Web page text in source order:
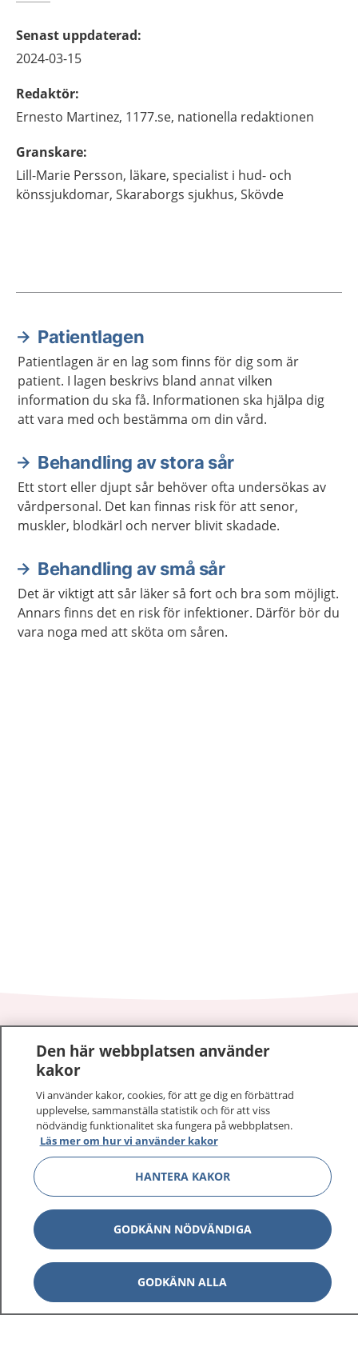
Senast uppdaterad:
2024-03-15
Redaktör:
Ernesto Martinez, 1177.se, nationella redaktionen
Granskare:
Lill-Marie Persson, läkare, specialist i hud- och
könssjukdomar, Skaraborgs sjukhus, Skövde
Aktuella artiklar
Patientlagen
Patientlagen är en lag som finns för dig som är
patient. I lagen beskrivs bland annat vilken
information du ska få. Informationen ska hjälpa dig
att vara med och bestämma om din vård.
Behandling av stora sår
Ett stort eller djupt sår behöver ofta undersökas av
vårdpersonal. Det kan finnas risk för att senor,
muskler, blodkärl och nerver blivit skadade.
Behandling av små sår
Det är viktigt att sår läker så fort och bra som möjligt.
Annars finns det en risk för infektioner. Därför bör du
vara noga med att sköta om såren.
1177–tryggt om din hälsa och vård
På 1177.se får du råd om hälsa och information om
sjukdomar och vilka mottagningar du kan kontakta.
Logga in för att läsa din journal och göra dina
vårdärenden. Ring telefonnummer 1177 för
sjukvårdsrådgivning dygnet runt.
1177 ger dig råd när du vill må bättre.
1177 på flera språk Visa
Om 1177 Visa
Den här webbplatsen använder
kakor
Vi använder kakor, cookies, för att ge dig en förbättrad
upplevelse, sammanställa statistik och för att viss
nödvändig funktionalitet ska fungera på webbplatsen.
Läs mer om hur vi använder kakor
HANTERA KAKOR
GODKÄNN NÖDVÄNDIGA
GODKÄNN ALLA